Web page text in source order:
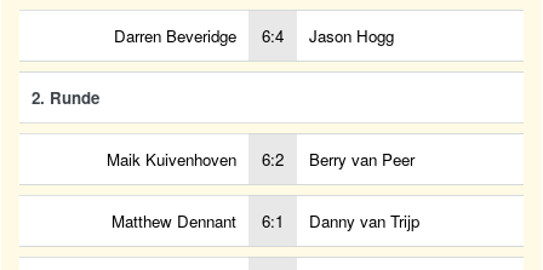
Darren Beveridge 6:4 Jason Hogg
2. Runde
Maik Kuivenhoven 6:2 Berry van Peer
Matthew Dennant 6:1 Danny van Trijp